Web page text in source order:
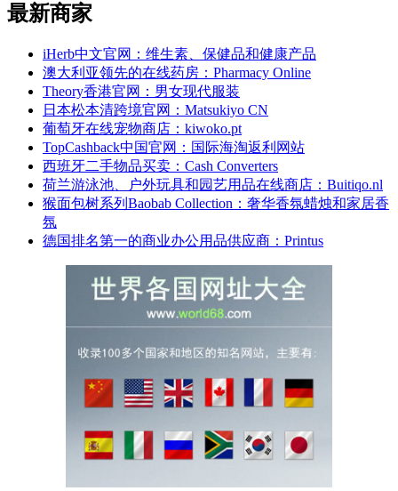
最新商家
iHerb中文官网：维生素、保健品和健康产品
澳大利亚领先的在线药房：Pharmacy Online
Theory香港官网：男女现代服装
日本松本清跨境官网：Matsukiyo CN
葡萄牙在线宠物商店：kiwoko.pt
TopCashback中国官网：国际海淘返利网站
西班牙二手物品买卖：Cash Converters
荷兰游泳池、户外玩具和园艺用品在线商店：Buitiqo.nl
猴面包树系列Baobab Collection：奢华香氛蜡烛和家居香
氛
德国排名第一的商业办公用品供应商：Printus